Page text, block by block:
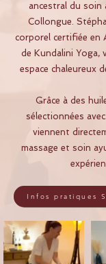
ancestral du soin
Collongue.
corporel certifiée en
de Kundalini Yoga,
espace chaleureux
Grâce à des
sélectionnées
viennent
massage et soin
Infos pratiques